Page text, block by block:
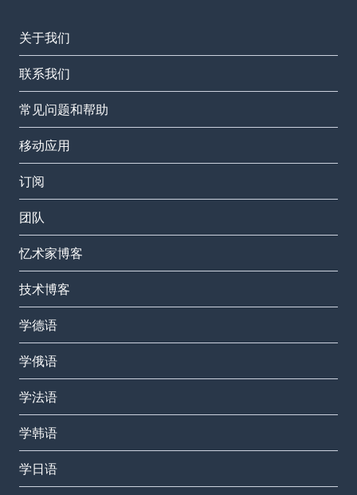
关于我们
联系我们
常见问题和帮助
移动应用
订阅
团队
忆术家博客
技术博客
学德语
学俄语
学法语
学韩语
学日语